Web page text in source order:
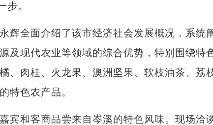
步。
全面介绍了该市经济社会发展概况，系统
及现代农业等领域的综合优势，特别围绕特
、肉桂、火龙果、澳洲坚果、软枝油茶、荔
特色农产品。
和客商品尝来自岑溪的特色风味。现场洽